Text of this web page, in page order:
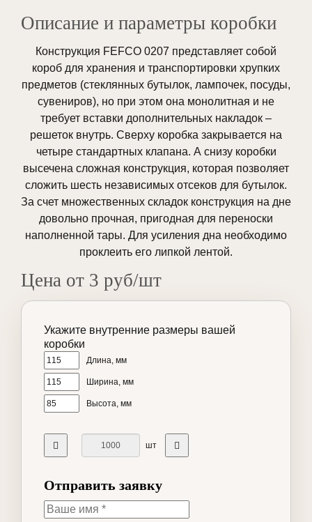
Описание и параметры коробки
Конструкция FEFCO 0207 представляет собой
короб для хранения и транспортировки хрупких
предметов (стеклянных бутылок, лампочек, посуды,
сувениров), но при этом она монолитная и не
требует вставки дополнительных накладок –
решеток внутрь. Сверху коробка закрывается на
четыре стандартных клапана. А снизу коробки
высечена сложная конструкция, которая позволяет
сложить шесть независимых отсеков для бутылок.
За счет множественных складок конструкция на дне
довольно прочная, пригодная для переноски
наполненной тары. Для усиления дна необходимо
проклеить его липкой лентой.
Цена от 3 руб/шт
Укажите внутренние размеры вашей
коробки
Длина, мм
Ширина, мм
Высота, мм
шт
Отправить заявку